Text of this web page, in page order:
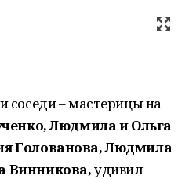
соседи – мастерицы на
Людмила и Ольга
Голованова, Людмила
Винникова,удивил